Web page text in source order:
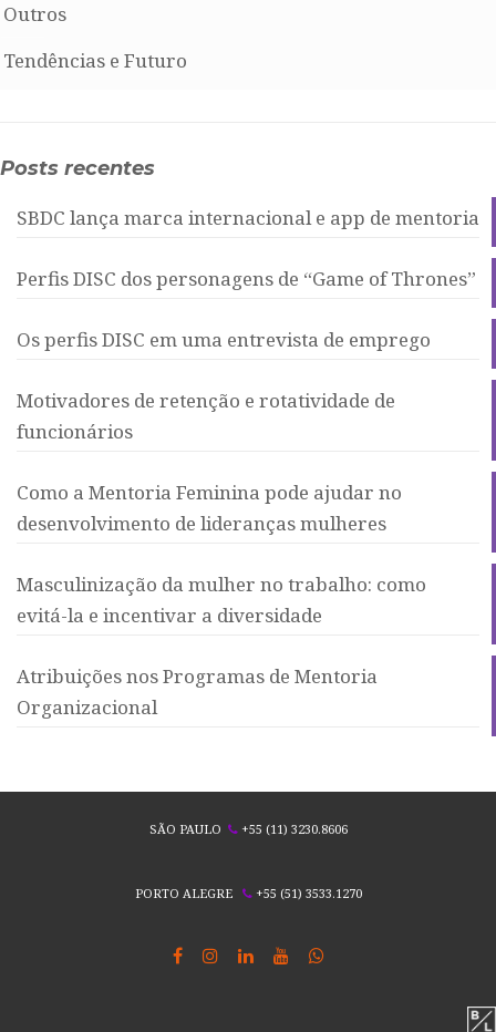
Outros
Tendências e Futuro
Posts recentes
SBDC lança marca internacional e app de mentoria
Perfis DISC dos personagens de “Game of Thrones”
Os perfis DISC em uma entrevista de emprego
Motivadores de retenção e rotatividade de
funcionários
Como a Mentoria Feminina pode ajudar no
desenvolvimento de lideranças mulheres
Masculinização da mulher no trabalho: como
evitá-la e incentivar a diversidade
Atribuições nos Programas de Mentoria
Organizacional
SÃO PAULO +55 (11) 3230.8606
PORTO ALEGRE +55 (51) 3533.1270